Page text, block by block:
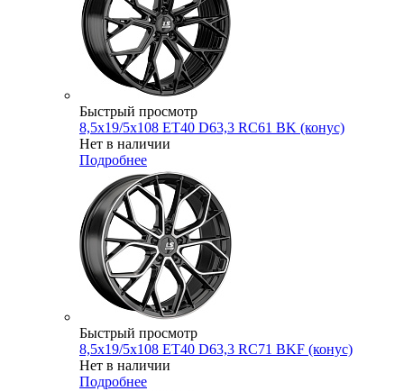
Быстрый просмотр
8,5x19/5x108 ET40 D63,3 RC61 BK (конус)
Нет в наличии
Подробнее
Быстрый просмотр
8,5x19/5x108 ET40 D63,3 RC71 BKF (конус)
Нет в наличии
Подробнее